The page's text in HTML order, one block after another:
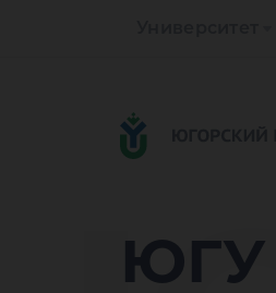
ЮГУ